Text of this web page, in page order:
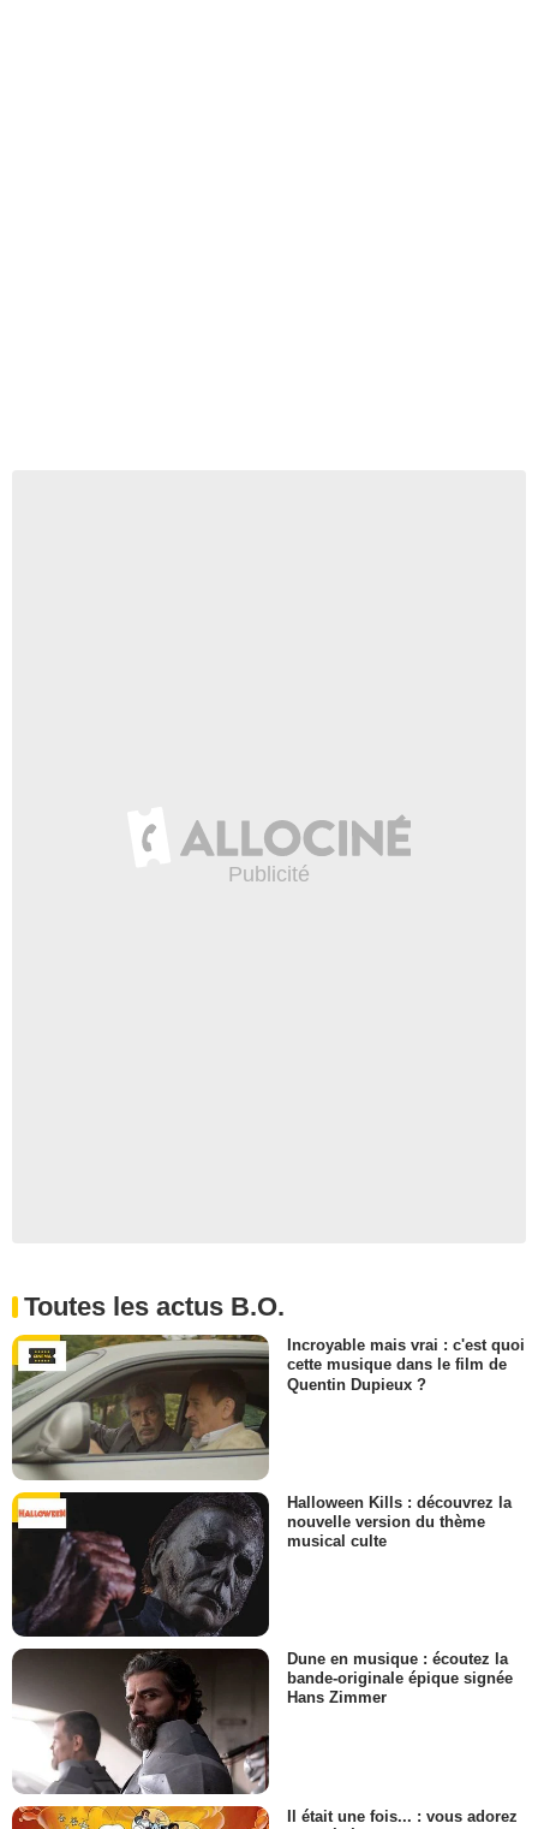
Toutes les actus B.O.
Incroyable mais vrai : c'est quoi
cette musique dans le film de
Quentin Dupieux ?
Halloween Kills : découvrez la
nouvelle version du thème
musical culte
Dune en musique : écoutez la
bande-originale épique signée
Hans Zimmer
Il était une fois... : vous adorez